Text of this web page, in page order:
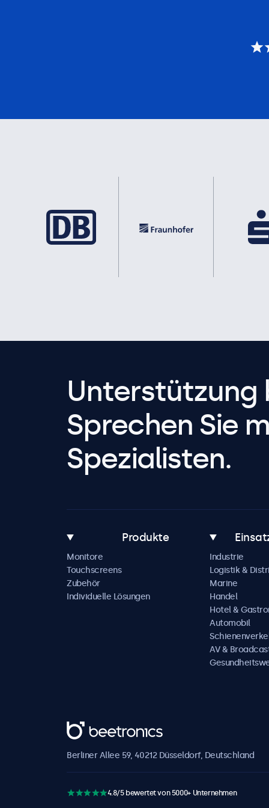
Unterstützung
Sprechen Sie
Spezialisten.
Produkte
Monitore
Touchscreens
Zubehör
Individuelle Lösungen
Industrie
Logistik &
Marine
Handel
Hotel &
Automobil
AV &
Beetronics
Berliner Allee 59, 40212 Düsseldorf, Deutschland
4.8/5 bewertet von 5000+ Unternehmen